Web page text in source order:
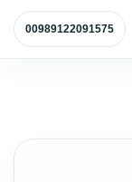
00989122091575